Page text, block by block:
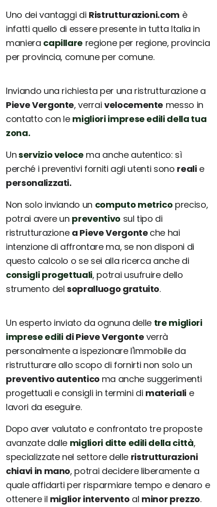
Uno dei vantaggi di Ristrutturazioni.com è
infatti quello di essere presente in tutta Italia in
maniera capillare regione per regione, provincia
per provincia, comune per comune.
Inviando una richiesta per una ristrutturazione a
Pieve Vergonte, verrai velocemente messo in
contatto con le migliori imprese edili della tua
zona.
Unservizio veloce ma anche autentico: sì
perché i preventivi forniti agli utenti sono realie
personalizzati.
Non solo inviando un computo metrico preciso,
potrai avere un preventivo sul tipo di
ristrutturazione a Pieve Vergonte che hai
intenzione di affrontare ma, se non disponi di
questo calcolo o se sei alla ricerca anche di
consigli progettuali, potrai usufruire dello
strumento delsopralluogo gratuito.
Un esperto inviato da ognuna delle tre migliori
imprese edili di Pieve Vergonte verrà
personalmente a ispezionare l'immobile da
ristrutturare allo scopo di fornirti non solo un
preventivo autentico ma anche suggerimenti
progettuali e consigli in termini di materialie
lavori da eseguire.
Dopo aver valutato e confrontato tre proposte
avanzate dalle migliori ditte edili della città,
specializzate nel settore delle ristrutturazioni
chiavi in mano, potrai decidere liberamente a
quale affidarti per risparmiare tempo e denaro e
ottenere il miglior intervento al minor prezzo.